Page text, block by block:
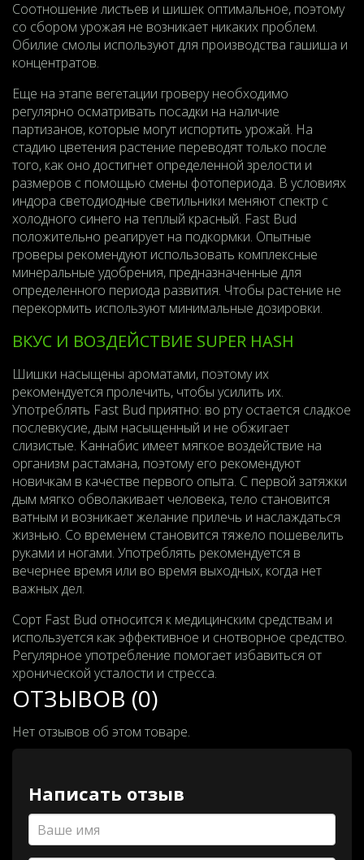
Соотношение листьев и шишек оптимальное, поэтому
со сбором урожая не возникает никаких проблем.
Обилие смолы используют для производства гашиша и
концентратов.
Еще на этапе вегетации гроверу необходимо
регулярно осматривать посадки на наличие
партизанов, которые могут испортить урожай. На
стадию цветения растение переводят только после
того, как оно достигнет определенной зрелости и
размеров с помощью смены фотопериода. В условиях
индора светодиодные светильники меняют спектр с
холодного синего на теплый красный. Fast Bud
положительно реагирует на подкормки. Опытные
гроверы рекомендуют использовать комплексные
минеральные удобрения, предназначенные для
определенного периода развития. Чтобы растение не
перекормить используют минимальные дозировки.
ВКУС И ВОЗДЕЙСТВИЕ SUPER HASH
Шишки насыщены ароматами, поэтому их
рекомендуется пролечить, чтобы усилить их.
Употреблять Fast Bud приятно: во рту остается сладкое
послевкусие, дым насыщенный и не обжигает
слизистые. Каннабис имеет мягкое воздействие на
организм растамана, поэтому его рекомендуют
новичкам в качестве первого опыта. С первой затяжки
дым мягко обволакивает человека, тело становится
ватным и возникает желание прилечь и наслаждаться
жизнью. Со временем становится тяжело пошевелить
руками и ногами. Употреблять рекомендуется в
вечернее время или во время выходных, когда нет
важных дел.
Сорт Fast Bud относится к медицинским средствам и
используется как эффективное и снотворное средство.
Регулярное употребление помогает избавиться от
хронической усталости и стресса.
ОТЗЫВОВ (0)
Нет отзывов об этом товаре.
Написать отзыв